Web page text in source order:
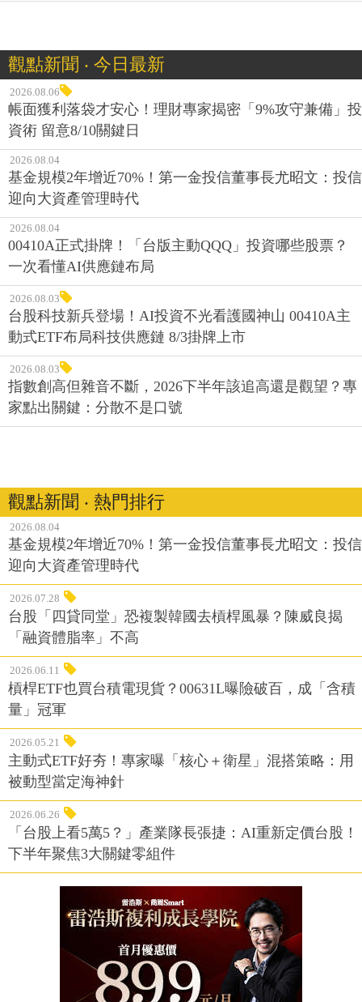
觀點新聞 ‧ 今日最新
2026.08.06
帳面獲利落袋才安心！理財專家揭密「9%攻守兼備」投
資術 留意8/10關鍵日
2026.08.04
基金規模2年增近70%！第一金投信董事長尤昭文：投信
迎向大資產管理時代
2026.08.04
00410A正式掛牌！「台版主動QQQ」投資哪些股票？
一次看懂AI供應鏈布局
2026.08.03
台股科技新兵登場！AI投資不光看護國神山 00410A主
動式ETF布局科技供應鏈 8/3掛牌上市
2026.08.03
指數創高但雜音不斷，2026下半年該追高還是觀望？專
家點出關鍵：分散不是口號
觀點新聞 ‧ 熱門排行
2026.08.04
基金規模2年增近70%！第一金投信董事長尤昭文：投信
迎向大資產管理時代
2026.07.28
台股「四貸同堂」恐複製韓國去槓桿風暴？陳威良揭
「融資體脂率」不高
2026.06.11
槓桿ETF也買台積電現貨？00631L曝險破百，成「含積
量」冠軍
2026.05.21
主動式ETF好夯！專家曝「核心＋衛星」混搭策略：用
被動型當定海神針
2026.06.26
「台股上看5萬5？」產業隊長張捷：AI重新定價台股！
下半年聚焦3大關鍵零組件